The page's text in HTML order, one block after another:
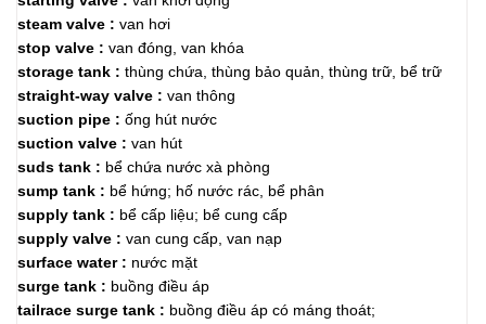
steam valve : van hơi
stop valve : van đóng, van khóa
storage tank : thùng chứa, thùng bảo quản, thùng trữ, bể trữ
straight-way valve : van thông
suction pipe : ống hút nước
suction valve : van hút
suds tank : bể chứa nước xà phòng
sump tank : bể hứng; hố nước rác, bể phân
supply tank : bể cấp liệu; bể cung cấp
supply valve : van cung cấp, van nạp
surface water : nước mặt
surge tank : buồng điều áp
tailrace surge tank : buồng điều áp có máng thoát;